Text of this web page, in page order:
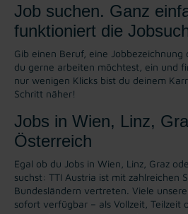
Job suchen. Ganz
funktioniert die
Gib einen Beruf, eine
du gerne arbeiten möchtest, ein und
nur wenigen Klicks bist du deinem
Schritt näher!
Jobs in Wien, Linz,
Österreich
Egal ob du Jobs in Wien, Linz, Graz
suchst: TTI Austria ist mit zahlreichen
Bundesländern vertreten. Viele
sofort verfügbar – als Vollzeit, Teilzeit